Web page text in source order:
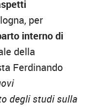
per
interno di
della
Ferdinando
degli studi sulla